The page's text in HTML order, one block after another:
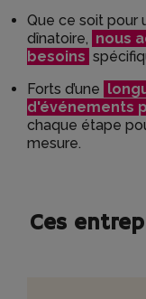
Que ce soit pour
dînatoire, nous
besoins
Forts d’une
d'événements
chaque étape
mesure.
Ces